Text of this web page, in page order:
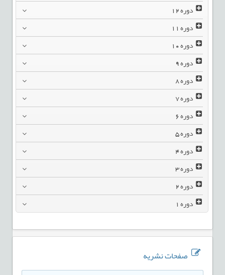
دوره12
دوره11
دوره10
دوره9
دوره8
دوره7
دوره6
دوره5
دوره4
دوره3
دوره2
دوره1
صفحات نشریه